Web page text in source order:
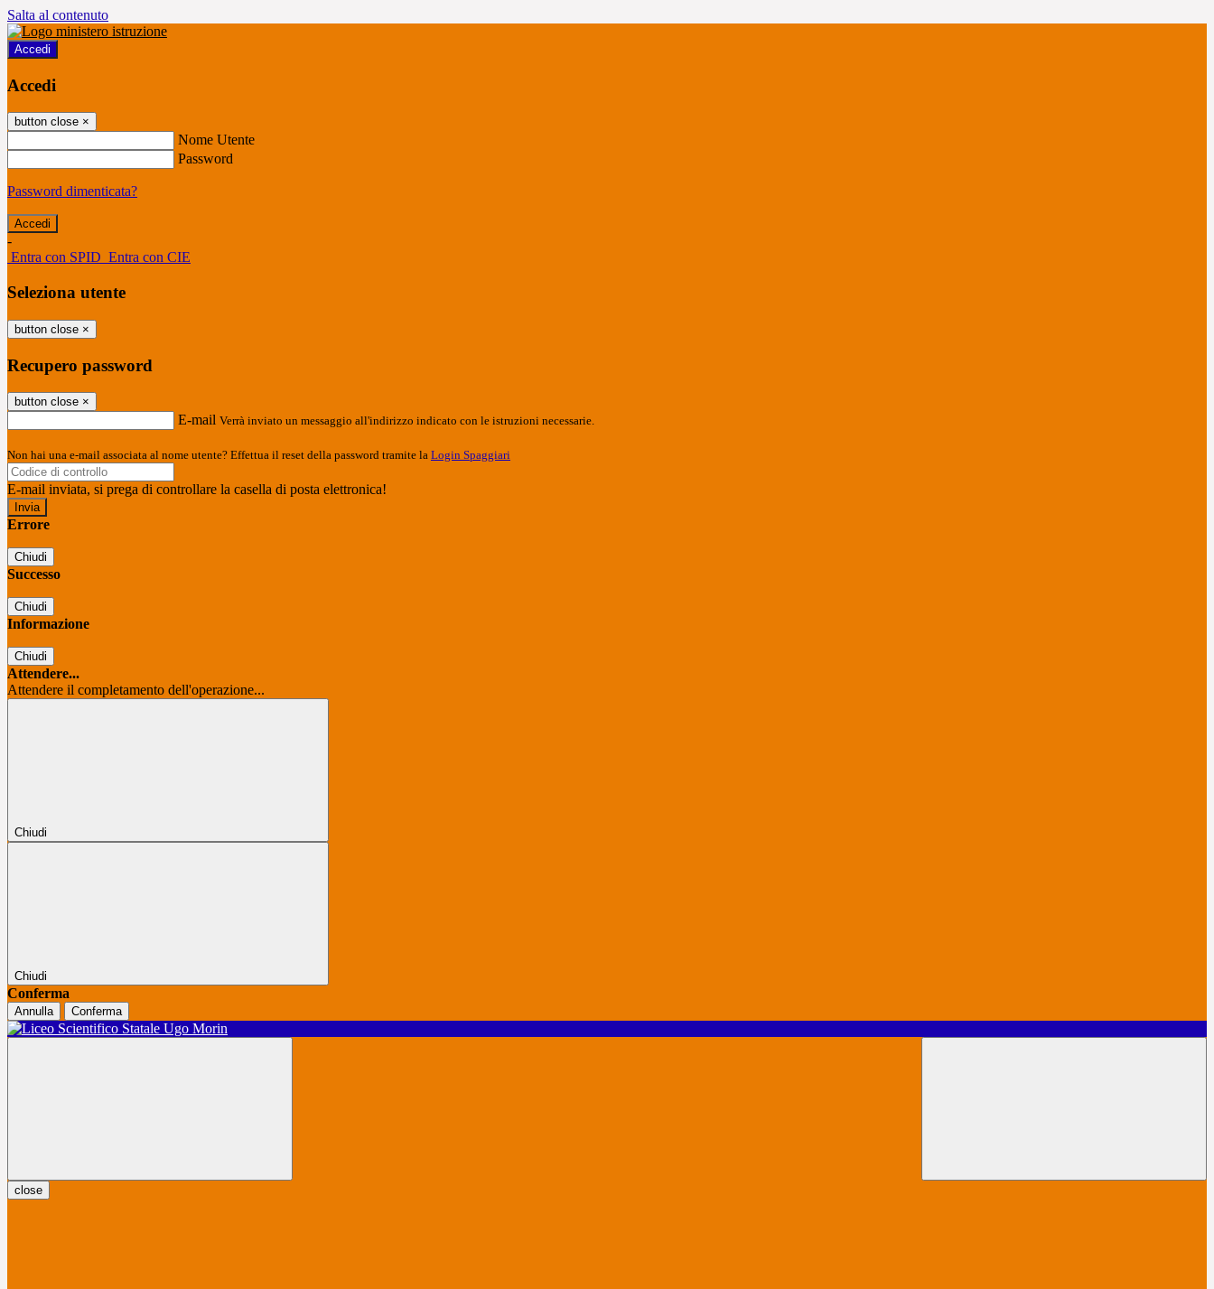
Salta al contenuto
Accedi
Accedi
button close ×
Nome Utente
Password
Password dimenticata?
-
Entra con SPID Entra con CIE
Seleziona utente
button close ×
Recupero password
button close ×
E-mail Verrà inviato un messaggio all'indirizzo indicato con le istruzioni necessarie.
Non hai una e-mail associata al nome utente? Effettua il reset della password tramite la Login Spaggiari
E-mail inviata, si prega di controllare la casella di posta elettronica!
Errore
Chiudi
Successo
Chiudi
Informazione
Chiudi
Attendere...
Attendere il completamento dell'operazione...
Chiudi
Chiudi
Conferma
Annulla Conferma
close